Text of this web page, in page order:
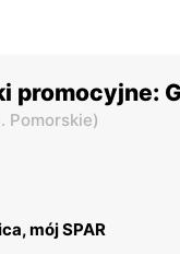
promocyjne:
Pomorskie)
mój SPAR